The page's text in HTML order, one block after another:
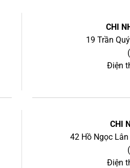
CHI
19 Trần
(
Điện
CHI
42 Hồ Ngọc Lân
(
Điện